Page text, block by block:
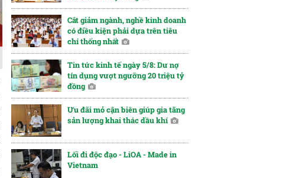
Cắt giảm ngành, nghề kinh doanh
có điều kiện phải dựa trên tiêu
chí thống nhất
Tin tức kinh tế ngày 5/8: Dư nợ
tín dụng vượt ngưỡng 20 triệu tỷ
đồng
Ưu đãi mỏ cận biên giúp gia tăng
sản lượng khai thác dầu khí
Lối đi độc đạo - LiOA - Made in
Vietnam